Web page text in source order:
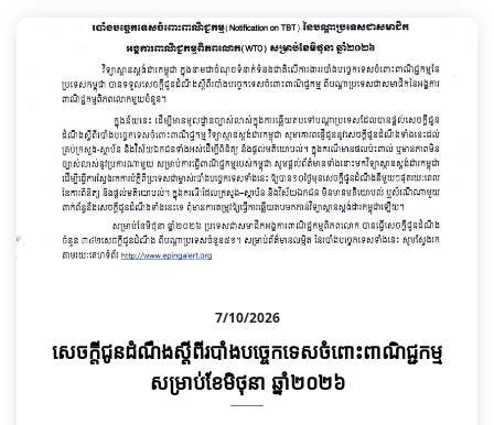
7/10/2026
សេចក្តីជូនដំណឹងស្តីពីរបាំងបច្ចេកទេសចំពោះពាណិជ្ជកម្ម
សម្រាប់ខែមិថុនា ឆ្នាំ២០២៦